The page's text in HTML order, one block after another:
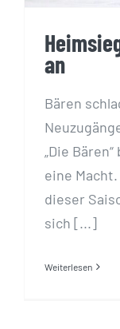
an
Bären
„Die
eine
dieser
sich [...]
Weiterlesen